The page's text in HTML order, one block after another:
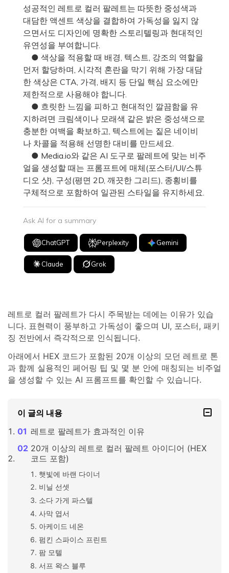
성공적인 레트로 컬러 팔레트는 따뜻한 중성색과
대담한 액센트 색상을 결합하여 가독성을 잃지 않
으면서도 디자인에 명확한 스토리텔링과 현대적인
유연성을 부여합니다.
● 색상을 적용할 때 배경, 텍스트, 강조의 역할을
먼저 할당하며, 시각적 혼란을 막기 위해 가장 대담
한 색상은 CTA, 가격, 배지 등 단일 핵심 요소에만
제한적으로 사용해야 합니다.
● 흐릿한 느낌을 피하고 현대적인 깔끔함을 유
지하려면 크림색이나 모래색 같은 밝은 중성색으로
충분한 여백을 확보하고, 텍스트에는 짙은 네이비
나 차콜을 적용해 선명한 대비를 만드세요.
● Media.io와 같은 AI 도구로 팔레트에 맞는 비주
얼을 생성할 때는 프롬프트에 매체(포스터/UI/스튜
디오 샷), 구성(평면 2D, 깨끗한 그리드), 종횡비를
구체적으로 포함하여 일관된 스타일을 유지하세요.
Ask AI for a summary
ChatGPT Perplexity Gemini
Claude Grok
레트로 컬러 팔레트가 다시 주목받는 데에는 이유가 있습
니다. 표현력이 풍부하고 가독성이 좋으며 UI, 포스터, 패키
징 전반에서 즉각적으로 인식됩니다.
아래에서 HEX 코드가 포함된 20개 이상의 모던 레트로 톤
과 함께 실용적인 페어링 팁 및 몇 분 안에 매칭되는 비주얼
을 생성할 수 있는 AI 프롬프트를 확인할 수 있습니다.
이 글의 내용
레트로 팔레트가 효과적인 이유
20개 이상의 레트로 컬러 팔레트 아이디어 (HEX
코드 포함)
햇빛에 바랜 다이너
비닐 선셋
소다 가게 파스텔
사막 엽서
아케이드 네온
펌킨 스파이스 프린트
팜 모텔
서프 왁스 블루